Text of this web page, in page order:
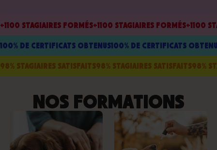
+1100 STAGIAIRES FORMÉS+1100 STAGIAIRES FORMÉS+1100
100% DE CERTIFICATS OBTENUS100% DE CERTIFICATS
98% STAGIAIRES SATISFAITS98% STAGIAIRES SATISFAITS98%
NOS FORMATIONS